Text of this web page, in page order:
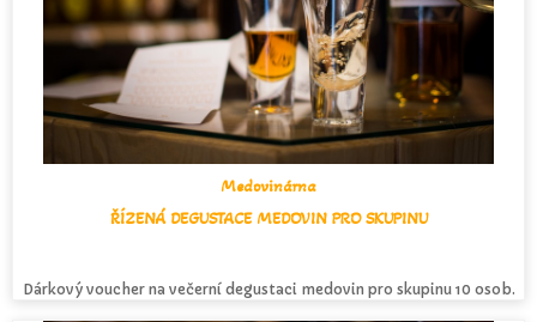
Medovinárna
ŘÍZENÁ DEGUSTACE MEDOVIN PRO SKUPINU
Dárkový voucher na večerní degustaci medovin pro skupinu 10 osob.